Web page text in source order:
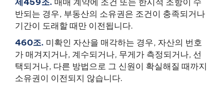
반되는 경우, 부동산의 소유권은 조건이 충족되거나
기간이 도래할 때만 이전됩니다.
460조. 미확인 자산을 매각하는 경우, 자산의 번호
가 매겨지거나, 계수되거나, 무게가 측정되거나, 선
택되거나, 다른 방법으로 그 신원이 확실해질 때까지
소유권이 이전되지 않습니다.